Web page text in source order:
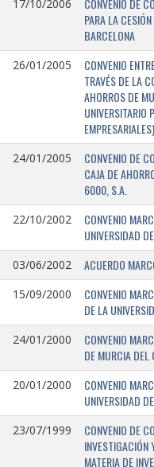
17/10/2006
CONVENIO DE
PARA LA
BARCELONA
26/01/2005
CONVENIO
TRAVÉS DE LA
AHORROS DE
UNIVERSITARIO
EMPRESARIALES)
24/01/2005
CONVENIO DE
CAJA DE
6000, S.A.
22/10/2002
CONVENIO
UNIVERSIDAD
03/06/2002 ACUERDO
15/09/2000
CONVENIO
DE LA
24/01/2000
CONVENIO
DE MURCIA
20/01/2000
CONVENIO
UNIVERSIDAD
23/07/1999
CONVENIO DE
INVESTIGACIÓN
MATERIA DE